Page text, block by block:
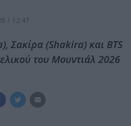
/ 12:47
Σακίρα (Shakira) και BTS
του Μουντιάλ 2026